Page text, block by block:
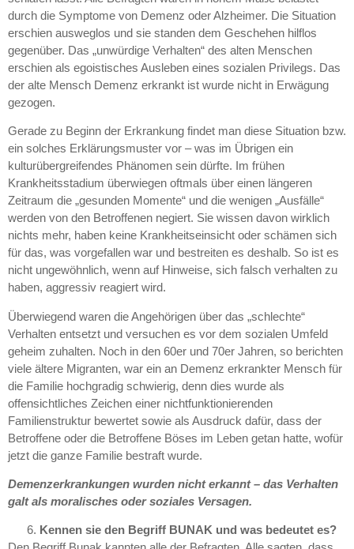
durch die Symptome von Demenz oder Alzheimer. Die Situation
erschien ausweglos und sie standen dem Geschehen hilflos
gegenüber. Das „unwürdige Verhalten“ des alten Menschen
erschien als egoistisches Ausleben eines sozialen Privilegs. Das
der alte Mensch Demenz erkrankt ist wurde nicht in Erwägung
gezogen.
Gerade zu Beginn der Erkrankung findet man diese Situation bzw.
ein solches Erklärungsmuster vor – was im Übrigen ein
kulturübergreifendes Phänomen sein dürfte. Im frühen
Krankheitsstadium überwiegen oftmals über einen längeren
Zeitraum die „gesunden Momente“ und die wenigen „Ausfälle“
werden von den Betroffenen negiert. Sie wissen davon wirklich
nichts mehr, haben keine Krankheitseinsicht oder schämen sich
für das, was vorgefallen war und bestreiten es deshalb. So ist es
nicht ungewöhnlich, wenn auf Hinweise, sich falsch verhalten zu
haben, aggressiv reagiert wird.
Überwiegend waren die Angehörigen über das „schlechte“
Verhalten entsetzt und versuchen es vor dem sozialen Umfeld
geheim zuhalten. Noch in den 60er und 70er Jahren, so berichten
viele ältere Migranten, war ein an Demenz erkrankter Mensch für
die Familie hochgradig schwierig, denn dies wurde als
offensichtliches Zeichen einer nichtfunktionierenden
Familienstruktur bewertet sowie als Ausdruck dafür, dass der
Betroffene oder die Betroffene Böses im Leben getan hatte, wofür
jetzt die ganze Familie bestraft wurde.
Demenzerkrankungen wurden nicht erkannt – das Verhalten
galt als moralisches oder soziales Versagen.
Kennen sie den Begriff BUNAK und was bedeutet es?